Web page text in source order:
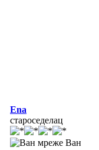
Ena
староседелац
Ван